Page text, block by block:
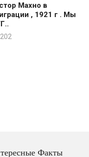
Махно в
, 1921 г . Мы
202
Факты